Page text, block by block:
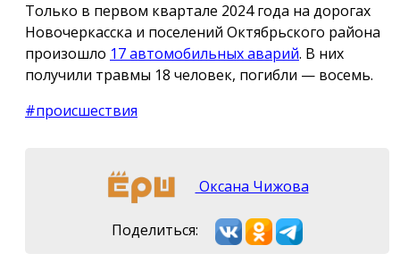
Только в первом квартале 2024 года на дорогах
Новочеркасска и поселений Октябрьского района
произошло 17 автомобильных аварий. В них
получили травмы 18 человек, погибли — восемь.
#происшествия
Оксана Чижова
Поделиться: